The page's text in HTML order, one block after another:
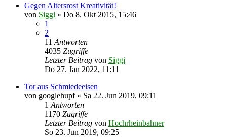
Gegen Altersrost Kreativität!
von Siggi » Do 8. Okt 2015, 15:46
1
2
11 Antworten
4035 Zugriffe
Letzter Beitrag von Siggi
Do 27. Jan 2022, 11:11
Tor aus Schmiedeeisen
von googlehupf» Sa 22. Jun 2019, 09:11
1 Antworten
1170 Zugriffe
Letzter Beitrag von Hochrheinbahner
So 23. Jun 2019, 09:25